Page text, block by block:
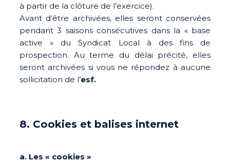
à partir de la clôture de l’exercice).
Avant d’être archivées, elles seront conservées
pendant 3 saisons consécutives dans la « base
active » du Syndicat Local à des fins de
prospection. Au terme du délai précité, elles
seront archivées si vous ne répondez à aucune
sollicitation de l’esf.
8. Cookies et balises internet
a. Les « cookies »